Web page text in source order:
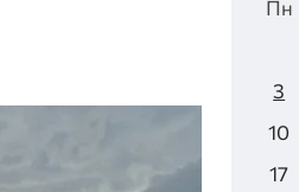
Пн
3
10
17